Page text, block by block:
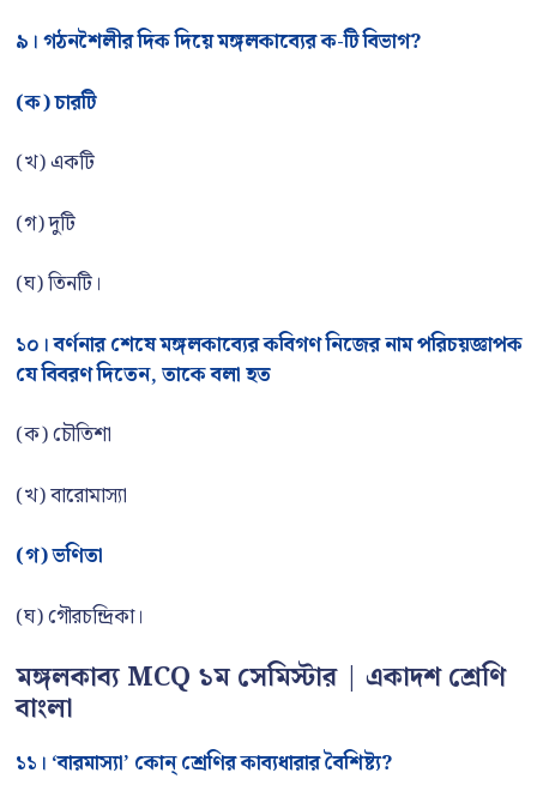
৯। গঠনশৈলীর দিক দিয়ে মঙ্গলকাব্যের ক-টি বিভাগ?
(ক) চারটি
(খ) একটি
(গ) দুটি
(ঘ) তিনটি।
১০। বর্ণনার শেষে মঙ্গলকাব্যের কবিগণ নিজের নাম পরিচয়জ্ঞাপক
যে বিবরণ দিতেন, তাকে বলা হত
(ক) চৌতিশা
(খ) বারোমাস্যা
(গ) ভণিতা
(ঘ) গৌরচন্দ্রিকা।
মঙ্গলকাব্য MCQ ১ম সেমিস্টার | একাদশ শ্রেণি
বাংলা
১১। ‘বারমাস্যা’ কোন্ শ্রেণির কাব্যধারার বৈশিষ্ট্য?